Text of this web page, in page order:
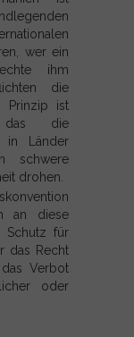
wer ein
ihm
die
Prinzip ist
das die
in Länder
schwere
drohen.
an diese
Schutz für
das Recht
Verbot
oder